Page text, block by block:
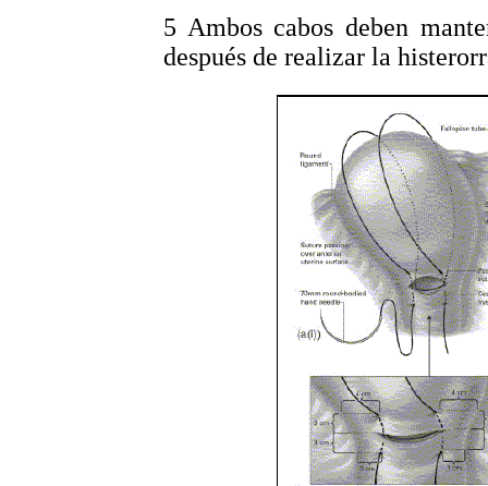
5 Ambos cabos deben
después de realizar la